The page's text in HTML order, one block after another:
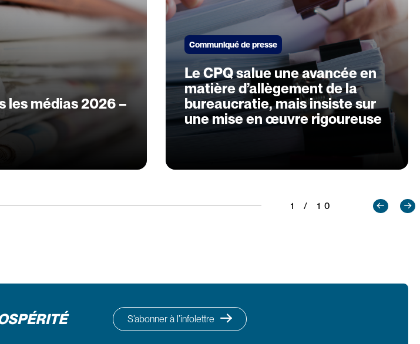
les médias 2026 –
Communiqué de presse
Le CPQ salue une avancée en
matière d’allègement de la
bureaucratie, mais insiste sur
une mise en œuvre rigoureuse
1 / 10
S’abonner à l’infolettre